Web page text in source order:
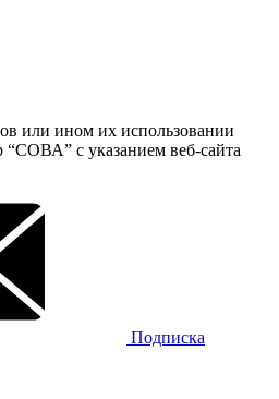
или ином их использовании
“СОВА” с указанием веб-сайта
Подписка